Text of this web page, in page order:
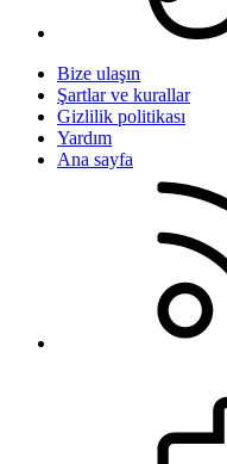
Bize ulaşın
Şartlar ve kurallar
Gizlilik politikası
Yardım
Ana sayfa